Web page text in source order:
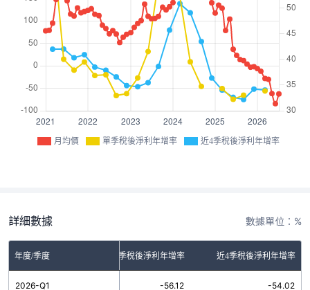
月均價 單季稅後淨利年增率 近4季稅後淨利年增率
詳細數據 數據單位：%
年度/季度 單季稅後淨利年增率 近4季稅後淨利年增率
2026-Q1 -56.12 -54.02